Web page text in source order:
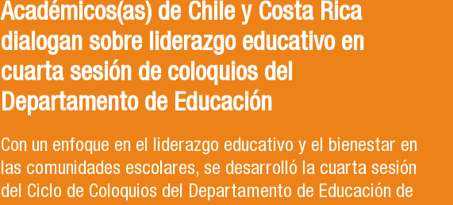
Académicos(as) de Chile y Costa Rica
dialogan sobre liderazgo educativo en
cuarta sesión de coloquios del
Departamento de Educación
Con un enfoque en el liderazgo educativo y el bienestar en
las comunidades escolares, se desarrolló la cuarta sesión
del Ciclo de Coloquios del Departamento de Educación de